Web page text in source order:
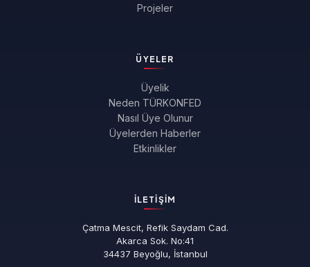
Projeler
ÜYELER
Üyelik
Neden TÜRKONFED
Nasıl Üye Olunur
Üyelerden Haberler
Etkinlikler
İLETIŞIM
Çatma Mescit, Refik Saydam Cad.
Akarca Sok. No:41
34437 Beyoğlu, İstanbul